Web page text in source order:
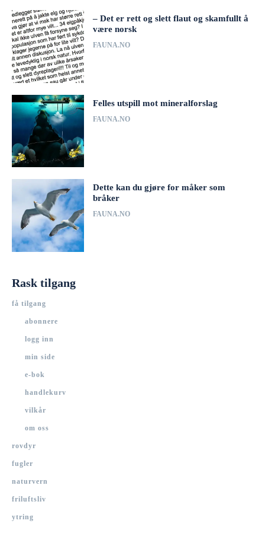
– Det er rett og slett flaut og skamfullt å
være norsk
FAUNA.NO
Felles utspill mot mineralforslag
FAUNA.NO
Dette kan du gjøre for måker som
bråker
FAUNA.NO
Rask tilgang
få tilgang
abonnere
logg inn
min side
e-bok
handlekurv
vilkår
om oss
rovdyr
fugler
naturvern
friluftsliv
ytring